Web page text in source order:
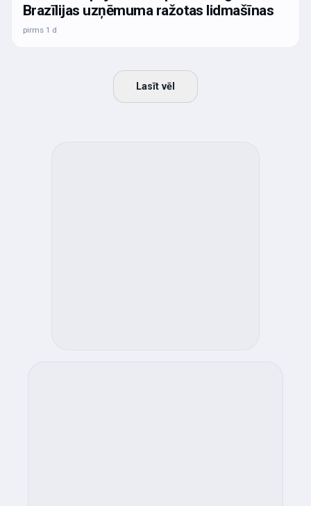
Brazīlijas uzņēmuma ražotas lidmašīnas
pirms 1 d
Lasīt vēl